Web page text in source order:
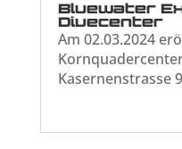
Bluewater
Divecenter
Am 02.03.2024
Kasernenstrasse